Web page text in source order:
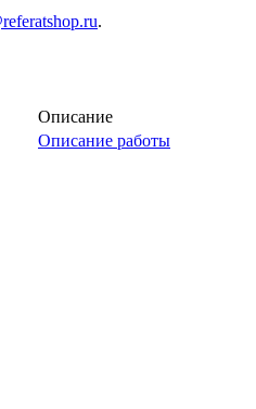
.
Описание
Описание работы